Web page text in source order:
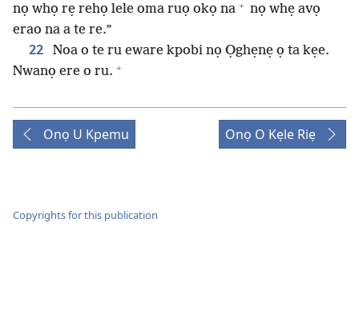
nọ whọ rẹ rehọ lele oma ruọ okọ na + nọ whẹ avọ
erao na a te re.”
22
Noa o te ru eware kpobi nọ Ọghẹnẹ ọ ta kẹe.
Nwanọ ere o ru. +
Onọ U Kpemu Onọ O Kẹle Riẹ
Copyrights for this publication